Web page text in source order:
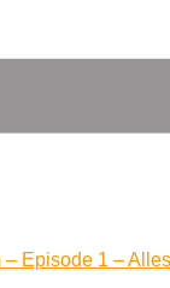
– Episode 1 – Alles